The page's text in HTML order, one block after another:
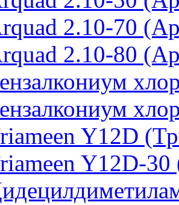
2.10-70
2.10-80
Y12D
Y12D-